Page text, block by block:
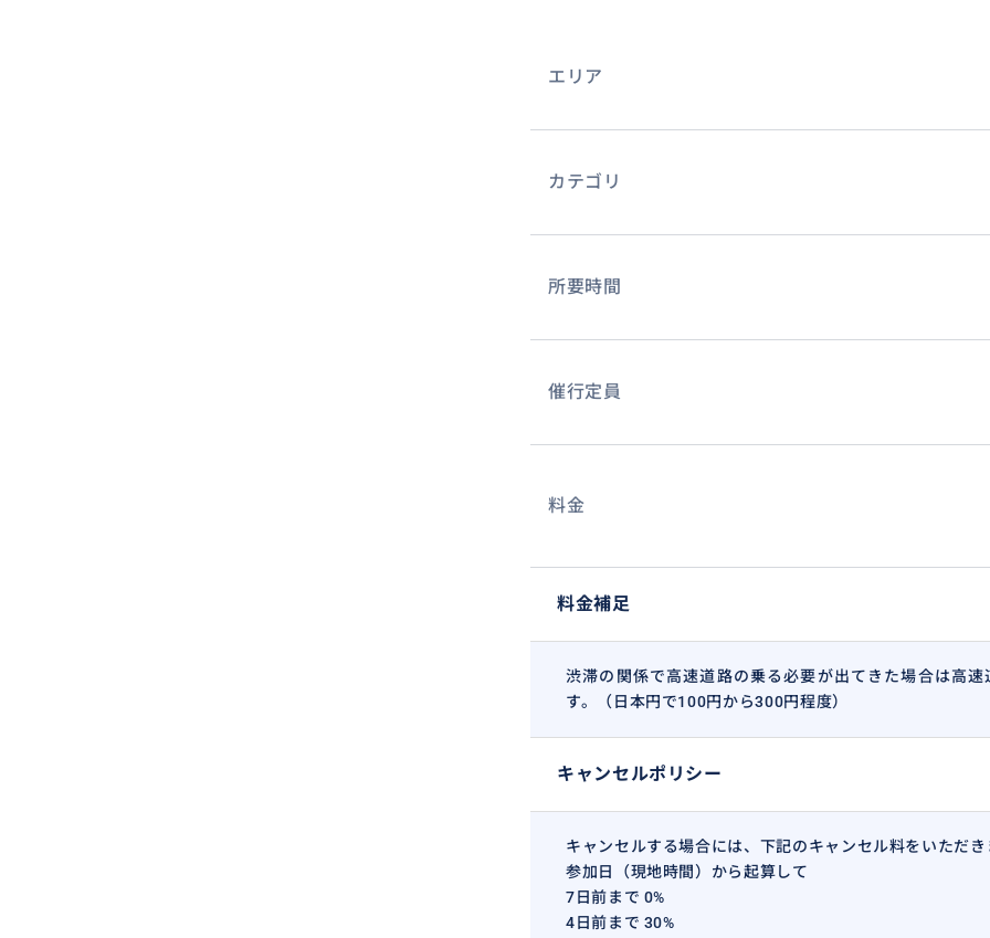
エリア
カテゴリ
所要時間
催行定員
料金
料金補足
渋滞の関係で高速道路の乗る必要が出てきた場合は高
す。（日本円で100円から300円程度）
キャンセルポリシー
キャンセルする場合には、下記のキャンセル料をいただき
参加日（現地時間）から起算して
7日前まで 0%
4日前まで 30%